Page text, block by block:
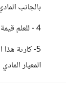
بالجانب
4 - للعلم قيمة لا تقاس بالأموال.
5- كارثة
المعيار